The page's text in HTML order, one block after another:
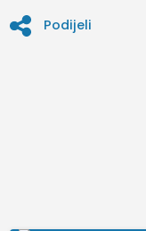
Podijeli